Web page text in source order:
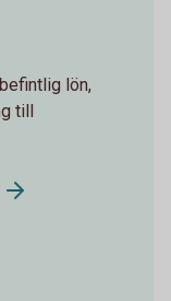
lön,
till